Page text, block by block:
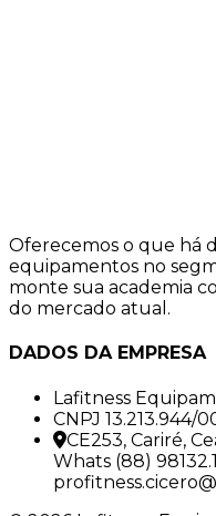
Oferecemos o que há
equipamentos no
monte sua academia
do mercado atual.
DADOS DA EMPRESA
Lafitness
CNPJ 13.213.944/
CE253, Cariré,
Whats (88)